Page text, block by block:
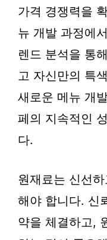
가격 경쟁력을
뉴 개발 과정에
렌드 분석을 통
고 자신만의 특
새로운 메뉴 개
페의 지속적인
다.
원재료는 신선
해야 합니다. 신
약을 체결하고,